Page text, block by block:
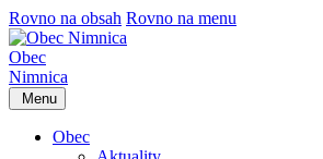
Rovno na obsah Rovno na menu
Obec
Nimnica
Menu
Obec